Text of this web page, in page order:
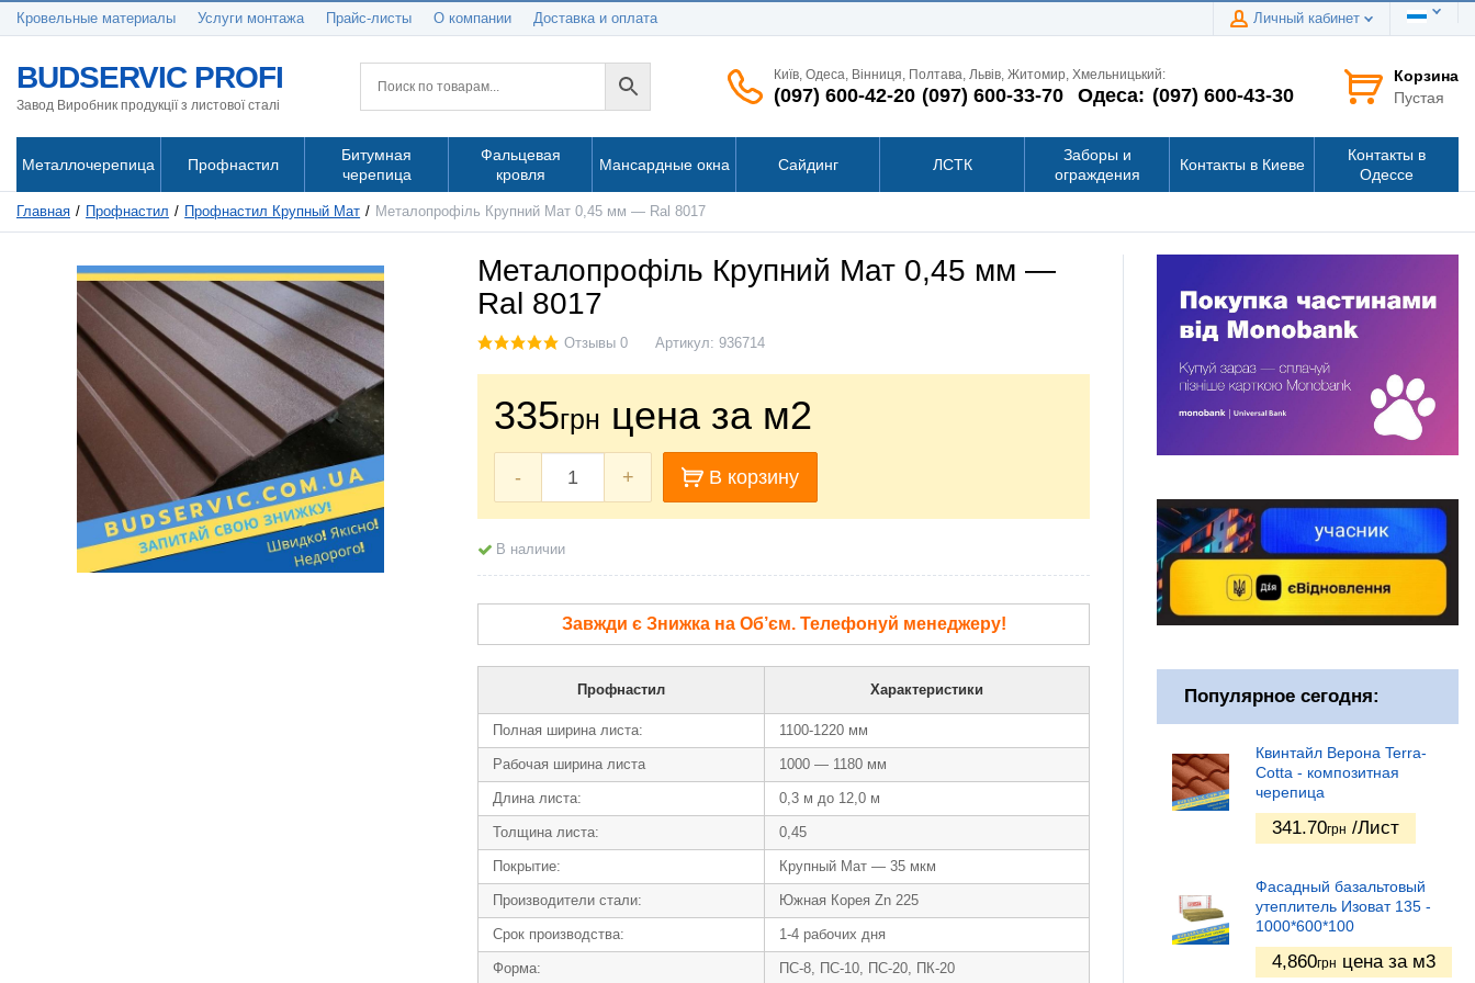
Кровельные материалы Услуги монтажа Прайс-листы О компании Доставка и оплата Личный кабинет
BUDSERVIC PROFI
Завод Виробник продукції з листової сталі
Київ, Одеса, Вінниця, Полтава, Львів, Житомир, Хмельницький:
(097) 600-42-20 (097) 600-33-70 Одеса: (097) 600-43-30
Корзина
Пустая
Металлочерепица Профнастил
Битумная
черепица
Фальцевая
кровля
Мансардные окна Сайдинг ЛСТК
Заборы и
ограждения
Контакты в Киеве
Контакты в
Одессе
Главная Профнастил Профнастил Крупный Мат Металопрофіль Крупний Мат 0,45 мм — Ral 8017
Металопрофіль Крупний Мат 0,45 мм —
Ral 8017
Отзывы 0 Артикул: 936714
335грн цена за м2
- + В корзину
В наличии
Завжди є Знижка на Об’єм. Телефонуй менеджеру!
Профнастил Характеристики
Полная ширина листа: 1100-1220 мм
Рабочая ширина листа 1000 — 1180 мм
Длина листа: 0,3 м до 12,0 м
Толщина листа: 0,45
Покрытие: Крупный Мат — 35 мкм
Производители стали: Южная Корея Zn 225
Срок производства: 1-4 рабочих дня
Форма: ПС-8, ПС-10, ПС-20, ПК-20
Популярное сегодня:
Квинтайл Верона Terra-
Cotta - композитная
черепица
341.70грн /Лист
Фасадный базальтовый
утеплитель Изоват 135 -
1000*600*100
4,860грн цена за м3